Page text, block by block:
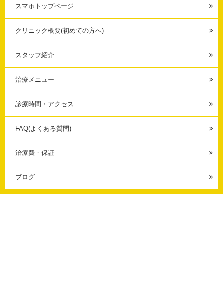
スマホトップページ
クリニック概要(初めての方へ)
スタッフ紹介
治療メニュー
診療時間・アクセス
FAQ(よくある質問)
治療費・保証
ブログ